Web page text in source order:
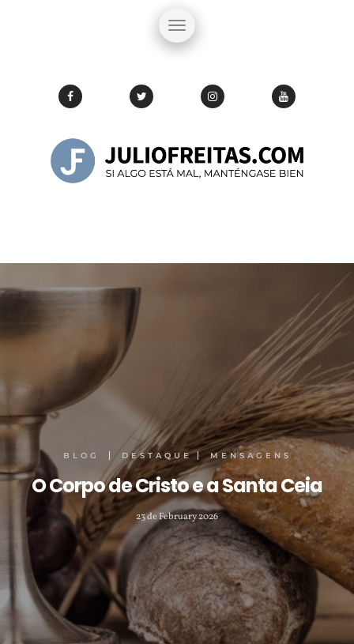
BLOG DESTAQUE MENSAGENS
O Corpo de Cristo e a Santa Ceia
23 de February 2026